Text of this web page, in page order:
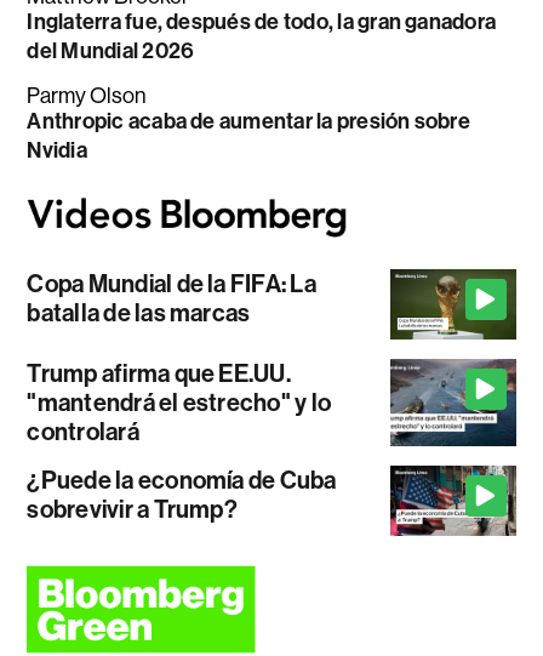
Inglaterra fue, después de todo, la gran ganadora
del Mundial 2026
Parmy Olson
Anthropic acaba de aumentar la presión sobre
Nvidia
Copa Mundial de la FIFA: La
batalla de las marcas
Trump afirma que EE.UU.
"mantendrá el estrecho" y lo
controlará
¿Puede la economía de Cuba
sobrevivir a Trump?